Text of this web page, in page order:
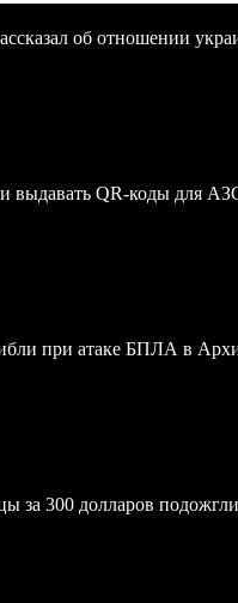
об отношении
выдавать QR-коды для
при атаке БПЛА в
за 300 долларов